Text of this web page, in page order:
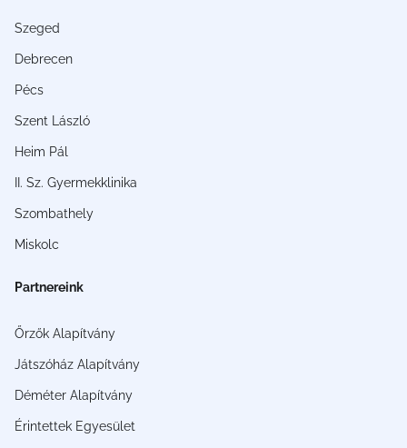
Szeged
Debrecen
Pécs
Szent László
Heim Pál
II. Sz. Gyermekklinika
Szombathely
Miskolc
Partnereink
Őrzők Alapítvány
Játszóház Alapítvány
Déméter Alapítvány
Érintettek Egyesület